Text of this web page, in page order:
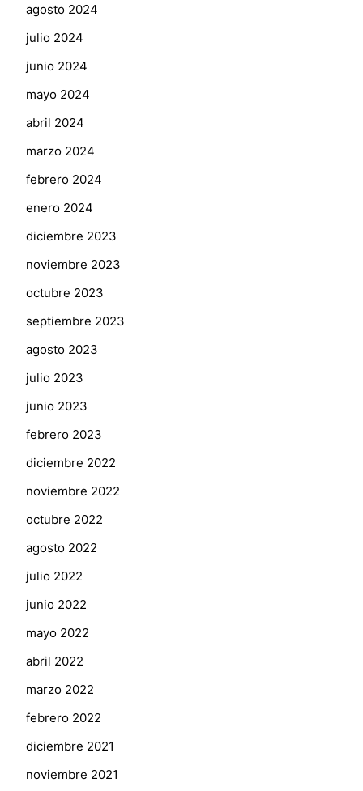
agosto 2024
julio 2024
junio 2024
mayo 2024
abril 2024
marzo 2024
febrero 2024
enero 2024
diciembre 2023
noviembre 2023
octubre 2023
septiembre 2023
agosto 2023
julio 2023
junio 2023
febrero 2023
diciembre 2022
noviembre 2022
octubre 2022
agosto 2022
julio 2022
junio 2022
mayo 2022
abril 2022
marzo 2022
febrero 2022
diciembre 2021
noviembre 2021